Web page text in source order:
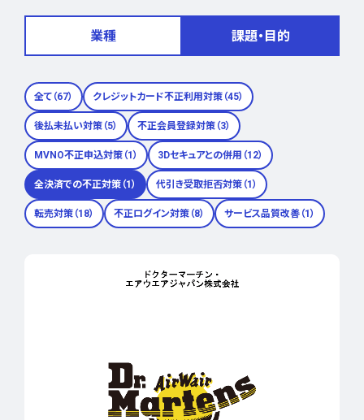
業種 課題・目的
全て（67） クレジットカード不正利用対策（45）
後払未払い対策（5） 不正会員登録対策（3）
MVNO不正申込対策（1） 3Dセキュアとの併用（12）
全決済での不正対策（1） 代引き受取拒否対策（1）
転売対策（18） 不正ログイン対策（8） サービス品質改善（1）